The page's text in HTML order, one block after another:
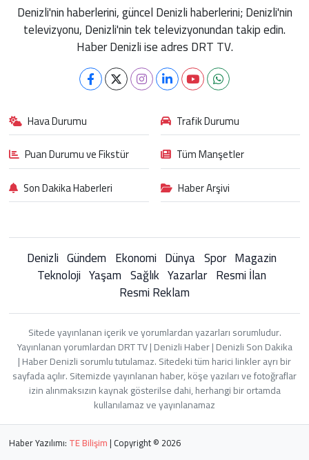
Denizli'nin haberlerini, güncel Denizli haberlerini; Denizli'nin
televizyonu, Denizli'nin tek televizyonundan takip edin.
Haber Denizli ise adres DRT TV.
Hava Durumu
Trafik Durumu
Puan Durumu ve Fikstür
Tüm Manşetler
Son Dakika Haberleri
Haber Arşivi
Denizli Gündem Ekonomi Dünya Spor Magazin
Teknoloji Yaşam Sağlık Yazarlar Resmi İlan
Resmi Reklam
Sitede yayınlanan içerik ve yorumlardan yazarları sorumludur.
Yayınlanan yorumlardan DRT TV | Denizli Haber | Denizli Son Dakika
| Haber Denizli sorumlu tutulamaz. Sitedeki tüm harici linkler ayrı bir
sayfada açılır. Sitemizde yayınlanan haber, köşe yazıları ve fotoğraflar
izin alınmaksızın kaynak gösterilse dahi, herhangi bir ortamda
kullanılamaz ve yayınlanamaz
Haber Yazılımı: TE Bilişim| Copyright © 2026